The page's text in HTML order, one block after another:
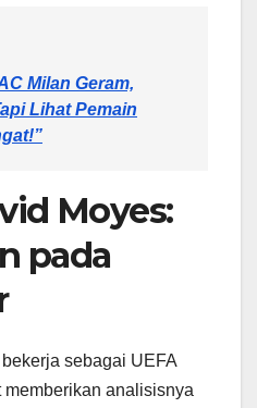
Milan Geram,
Lihat Pemain
Moyes:
pada
sebagai UEFA
memberikan analisisnya